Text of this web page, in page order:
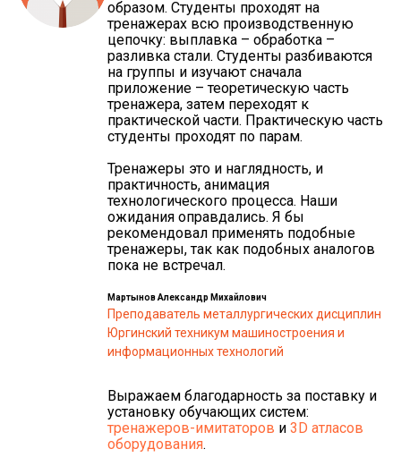
образом. Студенты проходят на
тренажерах всю производственную
цепочку: выплавка – обработка –
разливка стали. Студенты разбиваются
на группы и изучают сначала
приложение – теоретическую часть
тренажера, затем переходят к
практической части. Практическую часть
студенты проходят по парам.
Тренажеры это и наглядность, и
практичность, анимация
технологического процесса. Наши
ожидания оправдались. Я бы
рекомендовал применять подобные
тренажеры, так как подобных аналогов
пока не встречал.
Мартынов Александр Михайлович
Преподаватель металлургических дисциплин
Юргинский техникум машиностроения и
информационных технологий
Выражаем благодарность за поставку и
установку обучающих систем:
тренажеров-имитаторов и 3D атласов
оборудования.